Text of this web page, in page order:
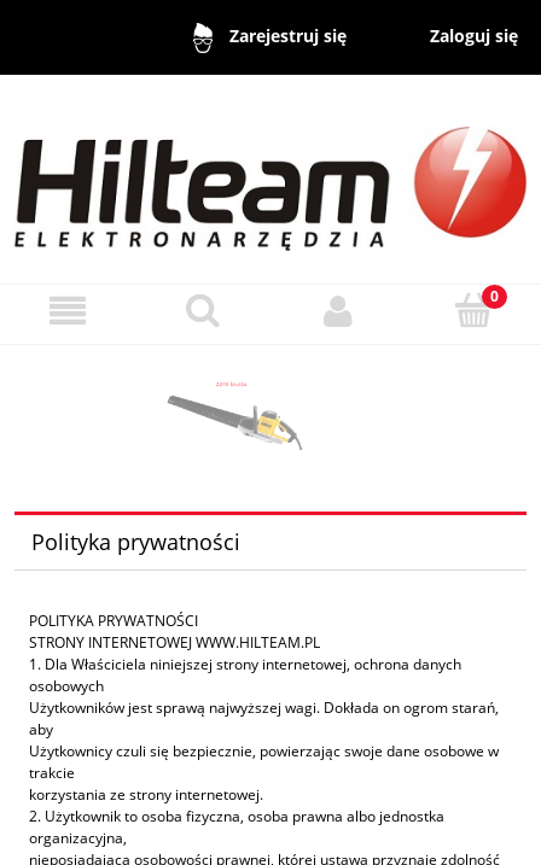
Zarejestruj się Zaloguj się
Polityka prywatności
POLITYKA PRYWATNOŚCI
STRONY INTERNETOWEJ WWW.HILTEAM.PL
1. Dla Właściciela niniejszej strony internetowej, ochrona danych
osobowych
Użytkowników jest sprawą najwyższej wagi. Dokłada on ogrom starań,
aby
Użytkownicy czuli się bezpiecznie, powierzając swoje dane osobowe w
trakcie
korzystania ze strony internetowej.
2. Użytkownik to osoba fizyczna, osoba prawna albo jednostka
organizacyjna,
nieposiadająca osobowości prawnej, której ustawa przyznaje zdolność